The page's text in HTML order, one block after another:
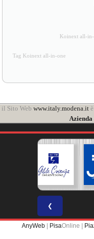
Koinext all-
Tag Koinext all-in-one
il Sito Web www.italy.modena.it
❮
AnyWeb | PisaOnline |